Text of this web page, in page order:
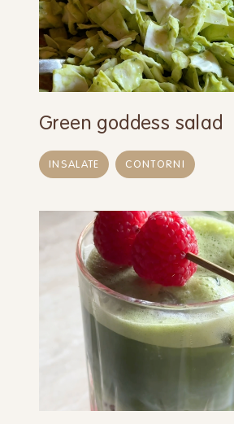
Green goddess salad
INSALATE CONTORNI